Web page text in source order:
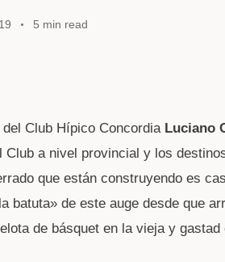
5 min read
Club Hípico ConcordiaLuciano
Club a nivel provincial y los
que están construyendo es
batuta» de este auge desde que
de básquet en la vieja y gastad